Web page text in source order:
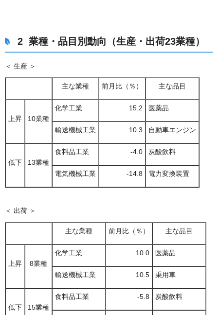
2 業種・品目別動向 （生産・出荷23業種）
＜ 生産 ＞
主な業種 前月比（％） 主な品目
上昇 10業種
化学工業 15.2 医薬品
輸送機械工業 10.3 自動車エンジン
低下 13業種
食料品工業 -4.0 炭酸飲料
電気機械工業 -14.8 電力変換装置
＜ 出荷 ＞
主な業種 前月比（％） 主な品目
上昇 8業種
化学工業 10.0 医薬品
輸送機械工業 10.5 乗用車
低下 15業種
食料品工業 -5.8 炭酸飲料